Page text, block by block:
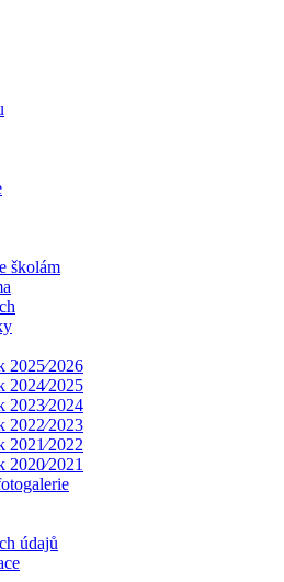
školám
2025⁄2026
2024⁄2025
2023⁄2024
2022⁄2023
2021⁄2022
2020⁄2021
údajů